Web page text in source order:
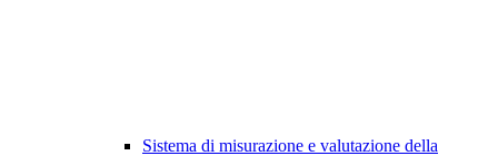
Sistema di misurazione e valutazione della